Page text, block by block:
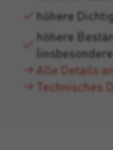
höhere
höhere
Alle Details
Technisches